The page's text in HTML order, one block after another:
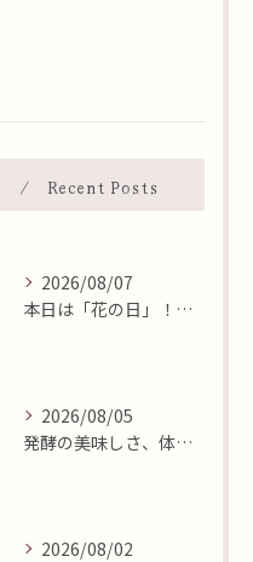
Recent Posts
2026/08/07
本日は「花の日」！そんな日に、焼肉 牛炭の桜ユッケで華やかに...
2026/08/05
発酵の美味しさ、体験しませんか？🧄
2026/08/02